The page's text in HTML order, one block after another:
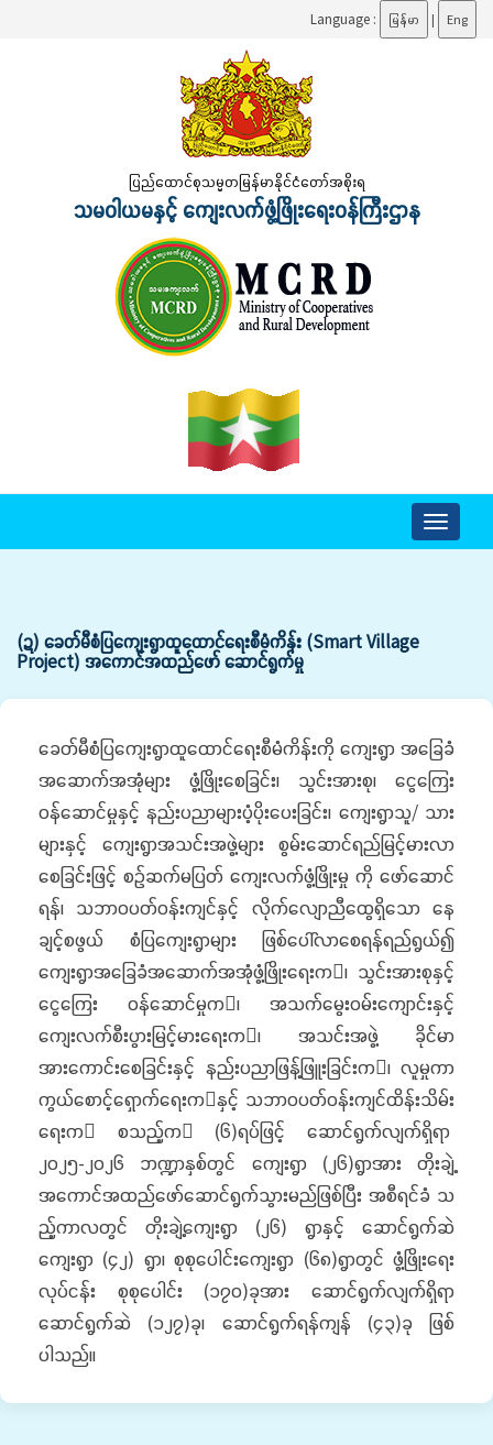
Language : မြန်မာ | Eng
ပြည်ထောင်စုသမ္မတမြန်မာနိုင်ငံတော်အစိုးရ
သမဝါယမနှင့် ကျေးလက်ဖွံ့ဖြိုးရေးဝန်ကြီးဌာန
Toggle
(ဍ) ခေတ်မီစံပြကျေးရွာထူထောင်ရေးစီမံကိန်း (Smart Village
Project) အကောင်အထည်ဖော် ဆောင်ရွက်မှု
ခေတ်မီစံပြကျေးရွာထူထောင်ရေးစီမံကိန်းကို ကျေးရွာ အခြေခံ
အဆောက်အအုံများ ဖွံ့ဖြိုးစေခြင်း၊ သွင်းအားစု၊ ငွေကြေး
ဝန်ဆောင်မှုနှင့် နည်းပညာများပံ့ပိုးပေးခြင်း၊ ကျေးရွာသူ/ သား
များနှင့် ကျေးရွာအသင်းအဖွဲ့များ စွမ်းဆောင်ရည်မြင့်မားလာ
စေခြင်းဖြင့် စဉ်ဆက်မပြတ် ကျေးလက်ဖွံ့ဖြိုးမှု ကို ဖော်ဆောင်
ရန်၊ သဘာဝပတ်ဝန်းကျင်နှင့် လိုက်လျောညီထွေရှိသော နေ
ချင့်စဖွယ် စံပြကျေးရွာများ ဖြစ်ပေါ်လာစေရန်ရည်ရွယ်၍
ကျေးရွာအခြေခံအဆောက်အအုံဖွံ့ဖြိုးရေးက၊ သွင်းအားစုနှင့်
ငွေကြေး ဝန်ဆောင်မှုက၊ အသက်မွေးဝမ်းကျောင်းနှင့်
ကျေးလက်စီးပွားမြင့်မားရေးက၊ အသင်းအဖွဲ့ ခိုင်မာ
အားကောင်းစေခြင်းနှင့် နည်းပညာဖြန့်ဖြူးခြင်းက၊ လူမှုကာ
ကွယ်စောင့်ရှောက်ရေးကနှင့် သဘာဝပတ်ဝန်းကျင်ထိန်းသိမ်း
ရေးက စသည့်က (၆)ရပ်ဖြင့် ဆောင်ရွက်လျက်ရှိရာ
၂၀၂၅-၂၀၂၆ ဘဏ္ဍာနှစ်တွင် ကျေးရွာ (၂၆)ရွာအား တိုးချဲ့
အကောင်အထည်ဖော်ဆောင်ရွက်သွားမည်ဖြစ်ပြီး အစီရင်ခံ သ
ည့်ကာလတွင် တိုးချဲ့ကျေးရွာ (၂၆) ရွာနှင့် ဆောင်ရွက်ဆဲ
ကျေးရွာ (၄၂) ရွာ၊ စုစုပေါင်းကျေးရွာ (၆၈)ရွာတွင် ဖွံ့ဖြိုးရေး
လုပ်ငန်း စုစုပေါင်း (၁၇၀)ခုအား ဆောင်ရွက်လျက်ရှိရာ
ဆောင်ရွက်ဆဲ (၁၂၇)ခု၊ ဆောင်ရွက်ရန်ကျန် (၄၃)ခု ဖြစ်
ပါသည်။